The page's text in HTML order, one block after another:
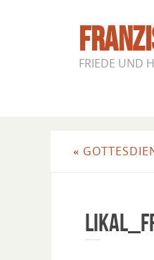
FRIEDE UND
«